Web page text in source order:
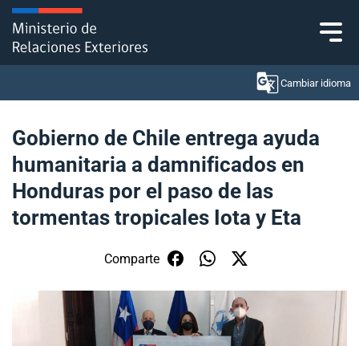
Click acá para ir directamente al contenido
Cambiar idioma
Ministerio
Política Exterior
Subsecretaría de Relaciones Económicas
Internacionales
Gobierno de Chile entrega ayuda
humanitaria a damnificados en
Honduras por el paso de las
tormentas tropicales Iota y Eta
Comparte